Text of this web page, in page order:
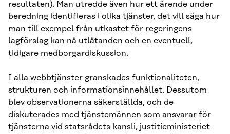
resultaten). Man utredde även hur ett ärende under
beredning identifieras i olika tjänster, det vill säga hur
man till exempel från utkastet för regeringens
lagförslag kan nå utlåtanden och en eventuell,
tidigare medborgardiskussion.
I alla webbtjänster granskades funktionaliteten,
strukturen och informationsinnehållet. Dessutom
blev observationerna säkerställda, och de
diskuterades med tjänstemännen som ansvarar för
tjänsterna vid statsrådets kansli, justitieministeriet